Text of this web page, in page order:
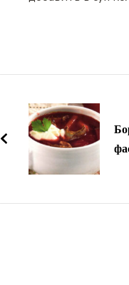
записям